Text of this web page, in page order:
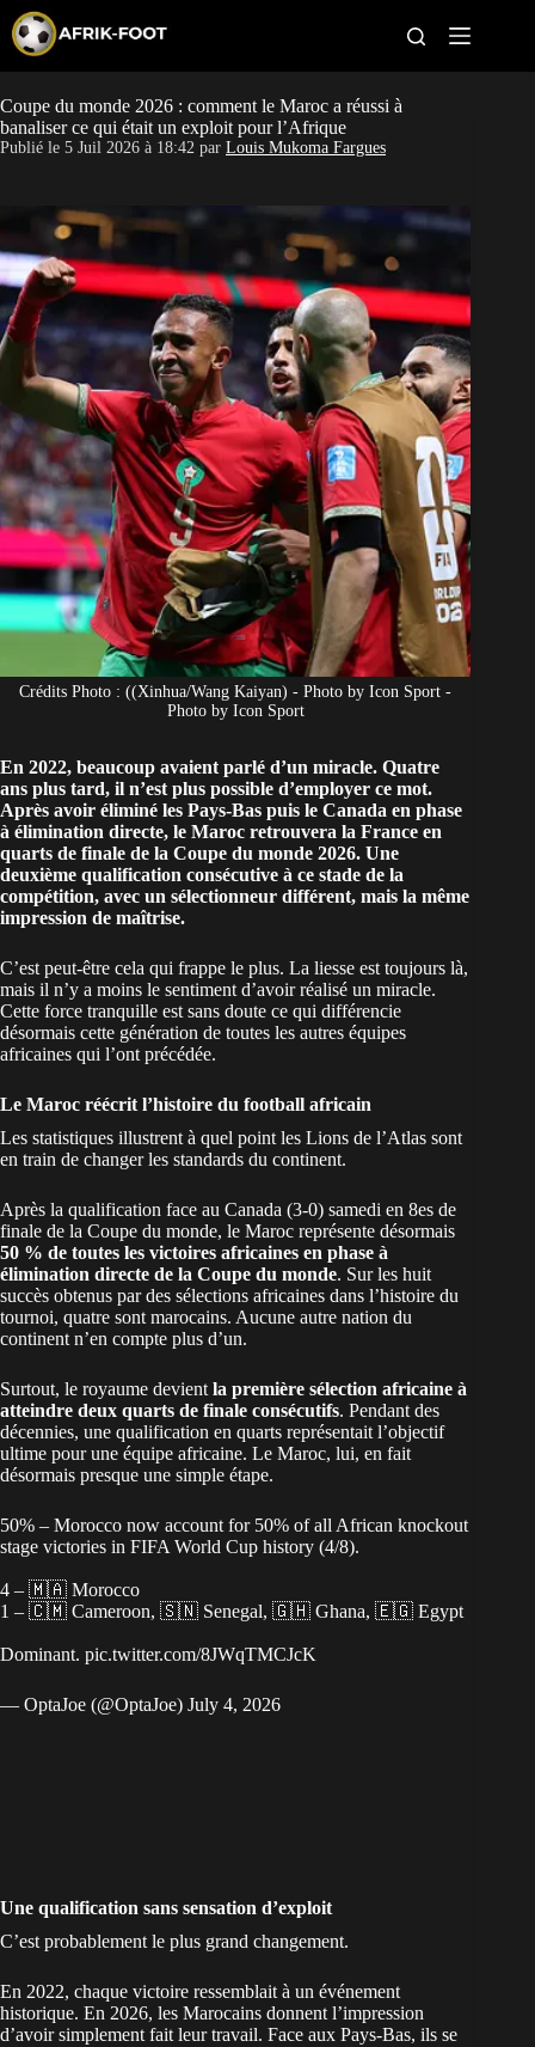
p
o
c
o
n
CAN féminine
Pays
Clubs
Classement
Paris sportifs
Coupe du monde 2026 : comment le Maroc a réussi à
banaliser ce qui était un exploit pour l’Afrique
Publié le 5 Juil 2026 à 18:42 par Louis Mukoma Fargues
Crédits Photo : ((Xinhua/Wang Kaiyan) - Photo by Icon Sport -
Photo by Icon Sport
En 2022, beaucoup avaient parlé d’un miracle. Quatre
ans plus tard, il n’est plus possible d’employer ce mot.
Après avoir éliminé les Pays-Bas puis le Canada en phase
à élimination directe, le Maroc retrouvera la France en
quarts de finale de la Coupe du monde 2026. Une
deuxième qualification consécutive à ce stade de la
compétition, avec un sélectionneur différent, mais la même
impression de maîtrise.
C’est peut-être cela qui frappe le plus. La liesse est toujours là,
mais il n’y a moins le sentiment d’avoir réalisé un miracle.
Cette force tranquille est sans doute ce qui différencie
désormais cette génération de toutes les autres équipes
africaines qui l’ont précédée.
Le Maroc réécrit l’histoire du football africain
Les statistiques illustrent à quel point les Lions de l’Atlas sont
en train de changer les standards du continent.
Après la qualification face au Canada (3-0) samedi en 8es de
finale de la Coupe du monde, le Maroc représente désormais
50 % de toutes les victoires africaines en phase à
élimination directe de la Coupe du monde. Sur les huit
succès obtenus par des sélections africaines dans l’histoire du
tournoi, quatre sont marocains. Aucune autre nation du
continent n’en compte plus d’un.
Surtout, le royaume devient la première sélection africaine à
atteindre deux quarts de finale consécutifs. Pendant des
décennies, une qualification en quarts représentait l’objectif
ultime pour une équipe africaine. Le Maroc, lui, en fait
désormais presque une simple étape.
50% – Morocco now account for 50% of all African knockout
stage victories in FIFA World Cup history (4/8).
4 – 🇲🇦 Morocco
1 – 🇨🇲 Cameroon, 🇸🇳 Senegal, 🇬🇭 Ghana, 🇪🇬 Egypt
Dominant. pic.twitter.com/8JWqTMCJcK
— OptaJoe (@OptaJoe) July 4, 2026
Une qualification sans sensation d’exploit
C’est probablement le plus grand changement.
En 2022, chaque victoire ressemblait à un événement
historique. En 2026, les Marocains donnent l’impression
d’avoir simplement fait leur travail. Face aux Pays-Bas, ils se